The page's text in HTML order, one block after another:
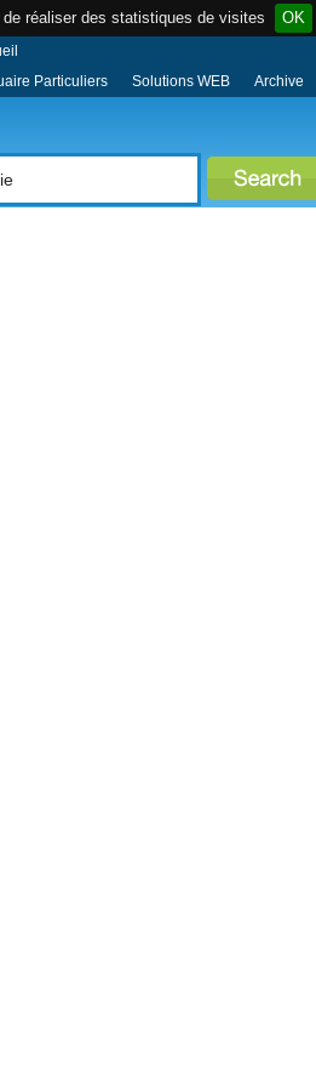
réaliser des statistiques de visites OK
Particuliers
Solutions WEB Archive